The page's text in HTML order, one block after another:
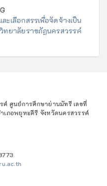
เลือกสรรเพื่อจัดจ้างเป็น
ทยาลัยราชภัฏนครสวรรค์
ศูนย์การศึกษาย่านมัทรี เลขที่
เภอพยุหะคีรี จังหวัดนครสวรรค์